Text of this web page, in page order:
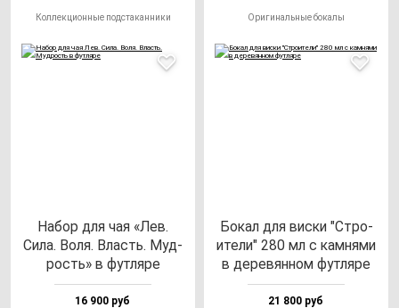
Коллекционные подстаканники
Набор для чая «Лев.
Сила. Воля. Власть. Муд­
рость» в фут­ля­ре
16 900 руб
Оригинальные бокалы
Бокал для вис­ки "Стро­
ите­ли" 280 мл с кам­ня­ми
в де­ре­вян­ном фут­ля­ре
21 800 руб